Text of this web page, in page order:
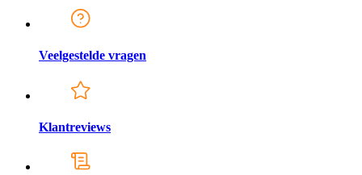
Veelgestelde vragen
Klantreviews